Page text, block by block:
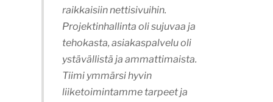
raikkaisiin nettisivuihin.
Projektinhallinta oli sujuvaa ja
tehokasta, asiakaspalvelu oli
ystävällistä ja ammattimaista.
Tiimi ymmärsi hyvin
liiketoimintamme tarpeet ja